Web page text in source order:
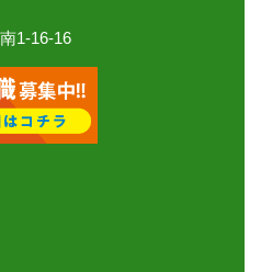
1-16-16